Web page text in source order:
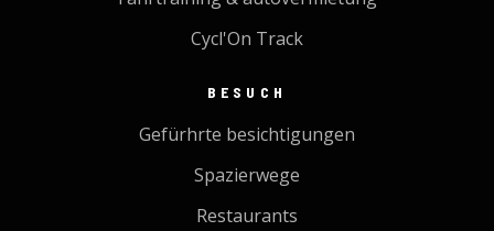
Cycl'On Track
BESUCH
Gefürhrte besichtigungen
Spazierwege
Restaurants